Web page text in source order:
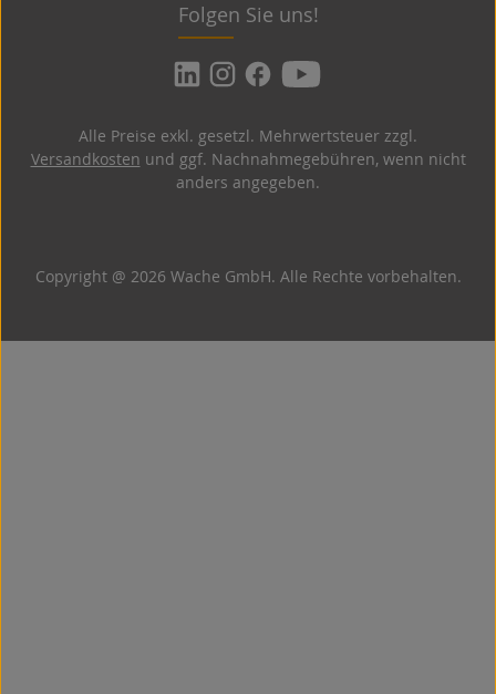
Folgen Sie uns!
Copyright @ 2026 Wache GmbH. Alle Rechte vorbehalten.
Alle Preise exkl. gesetzl. Mehrwertsteuer zzgl.
Versandkosten und ggf. Nachnahmegebühren, wenn nicht
anders angegeben.